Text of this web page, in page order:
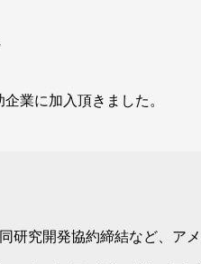
業に加入頂きました。
研究開発協約締結など、アメ